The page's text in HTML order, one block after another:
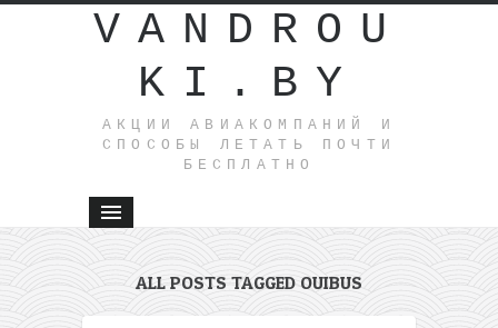
VANDROU
KI.BY
АКЦИИ АВИАКОМПАНИЙ И
СПОСОБЫ ЛЕТАТЬ ПОЧТИ
БЕСПЛАТНО
ALL POSTS TAGGED OUIBUS